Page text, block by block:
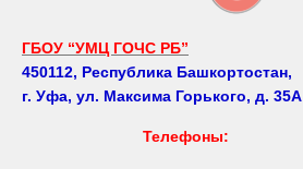
ГБОУ “УМЦ ГОЧС РБ”
450112, Республика Башкортостан,
г. Уфа, ул. Максима Горького, д. 35А
Телефоны: